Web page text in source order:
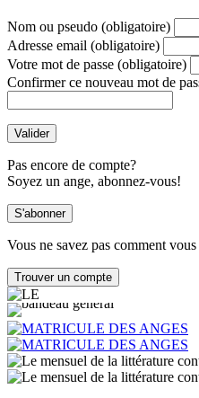
Nom ou pseudo (obligatoire)
Adresse email (obligatoire)
Votre mot de passe (obligatoire)
Confirmer ce nouveau mot de
Pas encore de compte?
Soyez un ange, abonnez-vous!
Vous ne savez pas comment